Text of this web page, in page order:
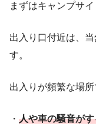
まずはキャンプサ
出入り口付近は、
す。
出入りが頻繁な場所
・ 人や車の騒音がす